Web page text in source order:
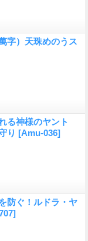
字）天珠めのうス
る神様のヤント
り [Amu-036]
防ぐ！ルドラ・ヤ